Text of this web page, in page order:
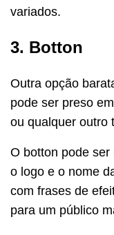
variados.
3. Botton
Outra opção
pode ser preso
ou qualquer outro
O botton pode
o logo e o nome
com frases de
para um público